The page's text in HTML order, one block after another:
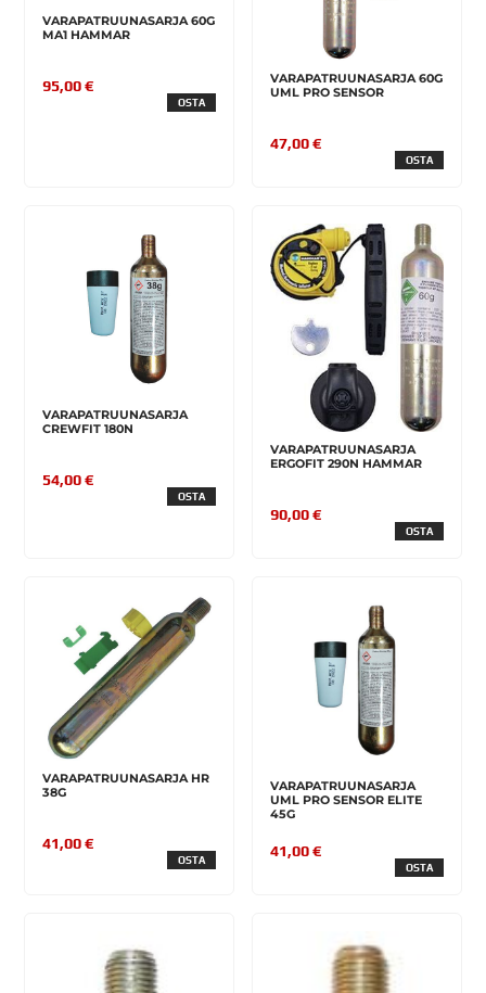
VARAPATRUUNASARJA 60G
MA1 HAMMAR
95,00 €
OSTA
VARAPATRUUNASARJA 60G
UML PRO SENSOR
47,00 €
OSTA
VARAPATRUUNASARJA
CREWFIT 180N
54,00 €
OSTA
VARAPATRUUNASARJA
ERGOFIT 290N HAMMAR
90,00 €
OSTA
VARAPATRUUNASARJA HR
38G
41,00 €
OSTA
VARAPATRUUNASARJA
UML PRO SENSOR ELITE
45G
41,00 €
OSTA